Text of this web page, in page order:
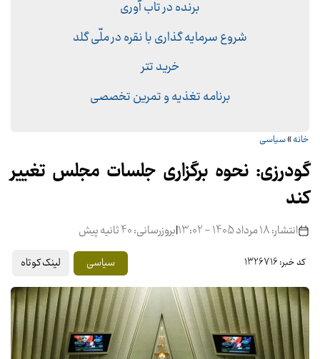
برنده در تاب آوری
شروع سرمایه گذاری با نقره در ملّی گلد
خرید تتر
برنامه تغذیه و تمرین تخصصی